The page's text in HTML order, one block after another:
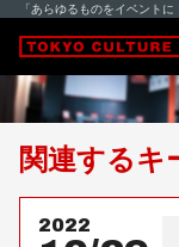
「あらゆるものをイベント
関連するキ
2022